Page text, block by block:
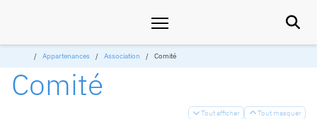

Appartenances Association Comité
Comité
 Tout afficher  Tout masquer